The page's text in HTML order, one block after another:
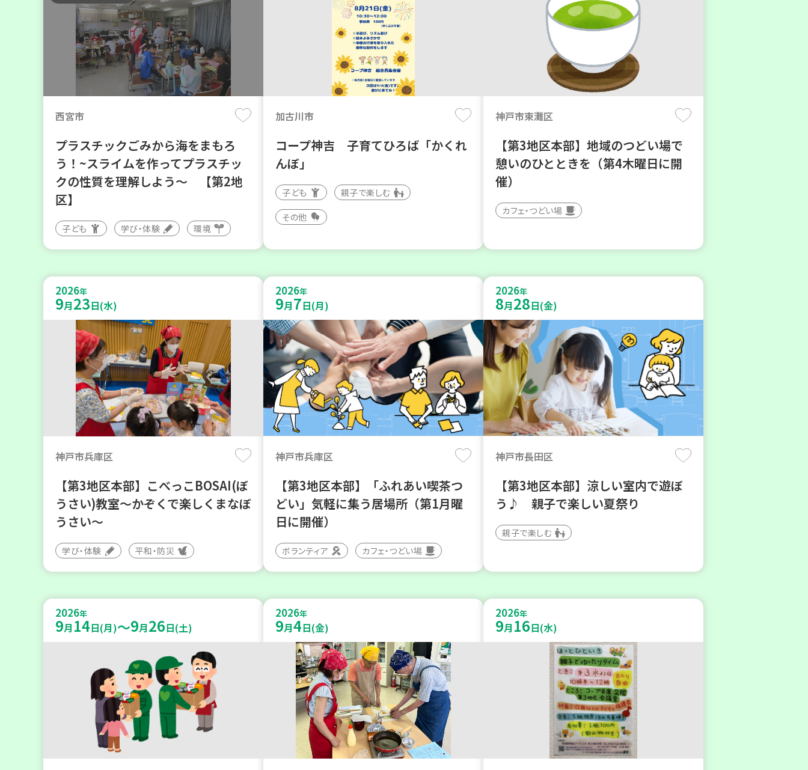
西宮市
プラスチックごみから海をまもろ
う！~スライムを作ってプラスチッ
クの性質を理解しよう～ 【第2地
区】
子ども 学び・体験 環境
加古川市
コープ神吉 子育てひろば「かくれ
んぼ」
子ども 親子で楽しむ
その他
神戸市東灘区
【第3地区本部】地域のつどい場で
憩いのひとときを（第4木曜日に開
催）
カフェ・つどい場
2026年
9月23日(水)
神戸市兵庫区
【第3地区本部】こべっこBOSAI(ぼ
うさい)教室～かぞくで楽しくまなぼ
うさい～
学び・体験 平和・防災
2026年
9月7日(月)
神戸市兵庫区
【第3地区本部】「ふれあい喫茶つ
どい」気軽に集う居場所（第1月曜
日に開催）
ボランティア カフェ・つどい場
2026年
8月28日(金)
神戸市長田区
【第3地区本部】涼しい室内で遊ぼ
う♪ 親子で楽しい夏祭り
親子で楽しむ
2026年
9月 14日(月)～9月26日(土)
2026年
9月4日(金)
2026年
9月 16日(水)